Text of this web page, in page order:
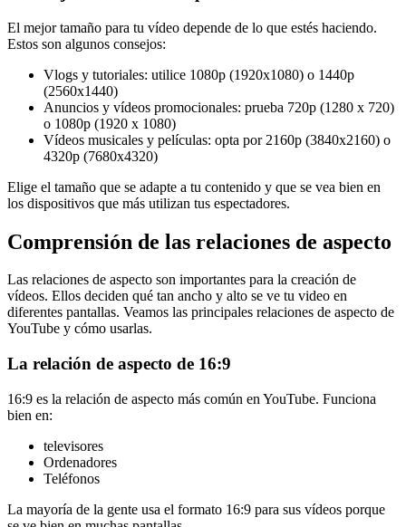
El mejor tamaño para tu vídeo depende de lo que estés haciendo.
Estos son algunos consejos:
Vlogs y tutoriales: utilice 1080p (1920x1080) o 1440p
(2560x1440)
Anuncios y vídeos promocionales: prueba 720p (1280 x 720)
o 1080p (1920 x 1080)
Vídeos musicales y películas: opta por 2160p (3840x2160) o
4320p (7680x4320)
Elige el tamaño que se adapte a tu contenido y que se vea bien en
los dispositivos que más utilizan tus espectadores.
Comprensión de las relaciones de aspecto
Las relaciones de aspecto son importantes para la creación de
vídeos. Ellos deciden qué tan ancho y alto se ve tu video en
diferentes pantallas. Veamos las principales relaciones de aspecto de
YouTube y cómo usarlas.
La relación de aspecto de 16:9
16:9 es la relación de aspecto más común en YouTube. Funciona
bien en:
televisores
Ordenadores
Teléfonos
La mayoría de la gente usa el formato 16:9 para sus vídeos porque